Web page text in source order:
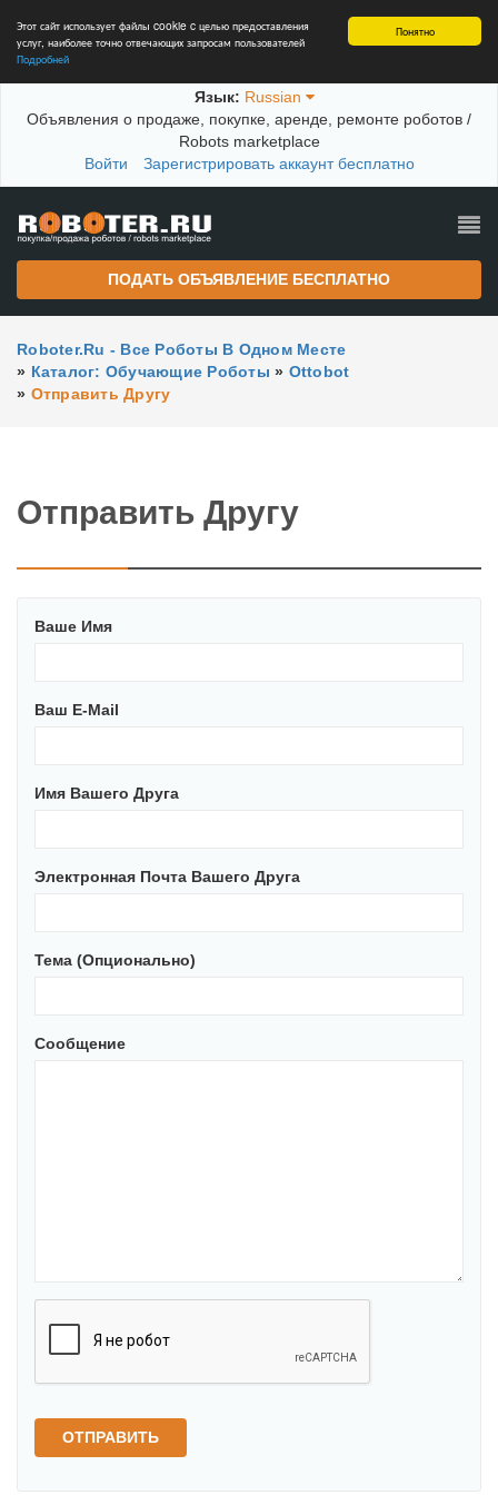
Понятно
Этот сайт использует файлы cookie c целью предоставления
услуг, наиболее точно отвечающих запросам пользователей
Подробней
Язык: Russian
Объявления о продаже, покупке, аренде, ремонте роботов /
Robots marketplace
Войти
Зарегистрировать аккаунт бесплатно
ПОДАТЬ ОБЪЯВЛЕНИЕ БЕСПЛАТНО
Roboter.ru - Все Роботы В Одном Месте
» Каталог: Обучающие Роботы » Ottobot
» Отправить Другу
Отправить Другу
Ваше Имя
Ваш E-Mail
Имя Вашего Друга
Электронная Почта Вашего Друга
Тема (опционально)
Сообщение
ОТПРАВИТЬ